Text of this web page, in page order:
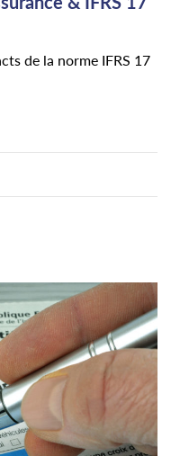
de la norme IFRS 17